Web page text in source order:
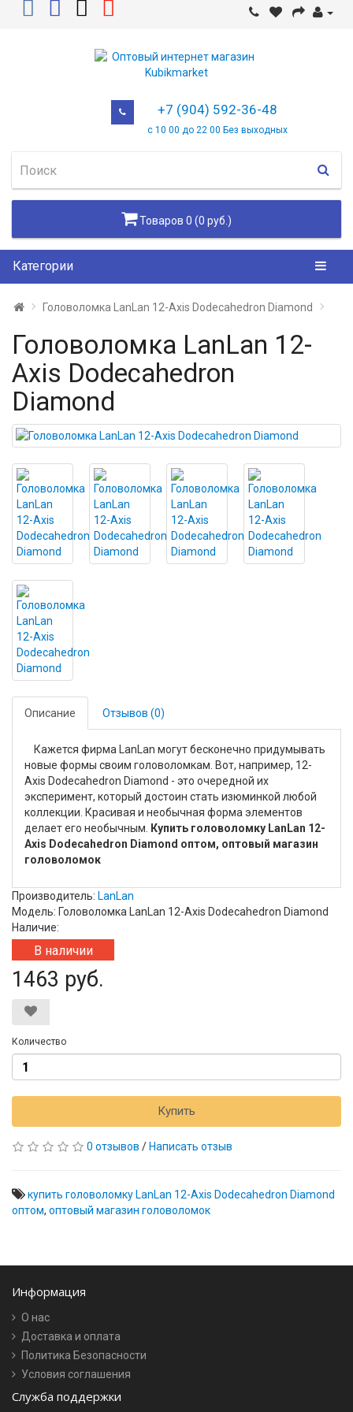
+7 (904) 592-36-48
с 10 00 до 22 00 Без выходных
Товаров 0 (0 руб.)
Категории
Головоломка LanLan 12-Axis Dodecahedron Diamond
Головоломка LanLan 12-
Axis Dodecahedron
Diamond
Описание Отзывов (0)
Кажется фирма LanLan могут бесконечно придумывать
новые формы своим головоломкам. Вот, например, 12-
Axis Dodecahedron Diamond - это очередной их
эксперимент, который достоин стать изюминкой любой
коллекции. Красивая и необычная форма элементов
делает его необычным.
Купить головоломку LanLan 12-
Axis Dodecahedron Diamond оптом, оптовый магазин
головоломок
Производитель: LanLan
Модель: Головоломка LanLan 12-Axis Dodecahedron Diamond
Наличие:
В наличии
1463 руб.
Количество
Купить
0 отзывов / Написать отзыв
купить головоломку LanLan 12-Axis Dodecahedron Diamond
оптом, оптовый магазин головоломок
Информация
О нас
Доставка и оплата
Политика Безопасности
Условия соглашения
Служба поддержки